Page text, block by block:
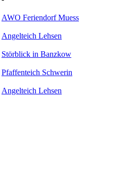
AWO Feriendorf Muess
Angelteich Lehsen
Störblick in Banzkow
Pfaffenteich Schwerin
Angelteich Lehsen